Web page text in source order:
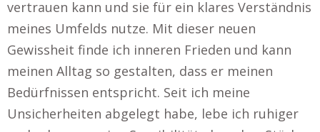
vertrauen kann und sie für ein klares Verständnis
meines Umfelds nutze. Mit dieser neuen
Gewissheit finde ich inneren Frieden und kann
meinen Alltag so gestalten, dass er meinen
Bedürfnissen entspricht. Seit ich meine
Unsicherheiten abgelegt habe, lebe ich ruhiger